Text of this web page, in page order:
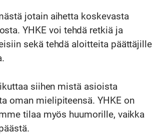
jotain aihetta koskevasta
YHKE voi tehdä retkiä ja
sekä tehdä aloitteita päättäjille
siihen mistä asioista
oman mielipiteensä. YHKE on
tilaa myös huumorille, vaikka